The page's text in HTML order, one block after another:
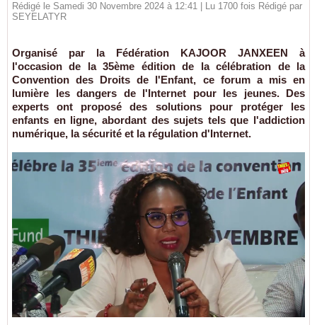
Rédigé le Samedi 30 Novembre 2024 à 12:41 | Lu 1700 fois Rédigé par
SEYELATYR
Organisé par la Fédération KAJOOR JANXEEN à
l'occasion de la 35ème édition de la célébration de la
Convention des Droits de l'Enfant, ce forum a mis en
lumière les dangers de l'Internet pour les jeunes. Des
experts ont proposé des solutions pour protéger les
enfants en ligne, abordant des sujets tels que l'addiction
numérique, la sécurité et la régulation d'Internet.